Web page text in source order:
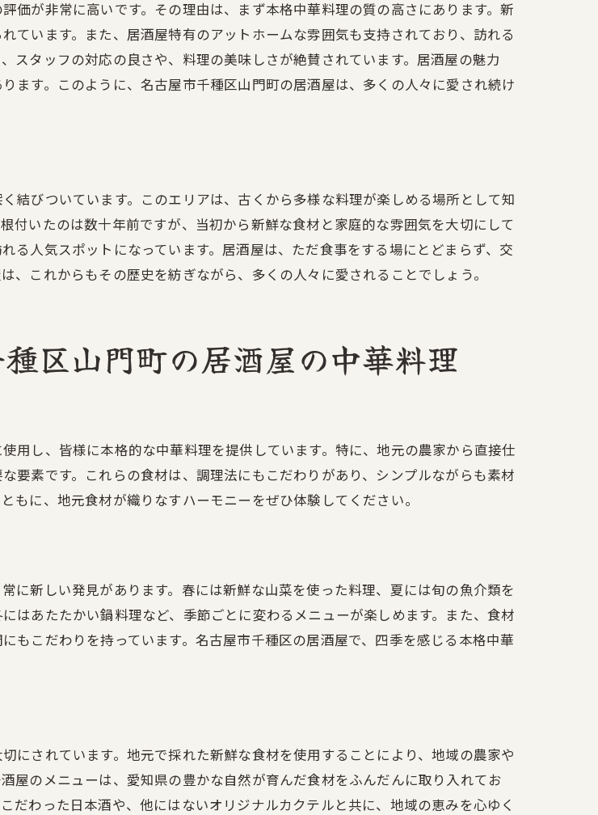
めの工夫
イズメニュー
酒屋で癒しの時間を提供する中華料理
の秘密
酒屋の魅力
屋市千種区山門町の居酒屋の中華料理
のメニュー
れない味
の秘密
酒屋で心と体を癒す絶品中華料理
紹介
る食材
一品
価が非常に高いです。その理由は、まず本格中華料理の質の高さにあります。新
ています。また、居酒屋特有のアットホームな雰囲気も支持されており、訪れる
スタッフの対応の良さや、料理の美味しさが絶賛されています。居酒屋の魅力
ます。このように、名古屋市千種区山門町の居酒屋は、多くの人々に愛され続け
結びついています。このエリアは、古くから多様な料理が楽しめる場所として知
付いたのは数十年前ですが、当初から新鮮な食材と家庭的な雰囲気を大切にして
る人気スポットになっています。居酒屋は、ただ食事をする場にとどまらず、交
これからもその歴史を紡ぎながら、多くの人々に愛されることでしょう。
区山門町の居酒屋の中華料理
用し、皆様に本格的な中華料理を提供しています。特に、地元の農家から直接仕
要素です。これらの食材は、調理法にもこだわりがあり、シンプルながらも素材
に、地元食材が織りなすハーモニーをぜひ体験してください。
に新しい発見があります。春には新鮮な山菜を使った料理、夏には旬の魚介類を
はあたたかい鍋料理など、季節ごとに変わるメニューが楽しめます。また、食材
もこだわりを持っています。名古屋市千種区の居酒屋で、四季を感じる本格中華
にされています。地元で採れた新鮮な食材を使用することにより、地域の農家や
屋のメニューは、愛知県の豊かな自然が育んだ食材をふんだんに取り入れてお
だわった日本酒や、他にはないオリジナルカクテルと共に、地域の恵みを心ゆく